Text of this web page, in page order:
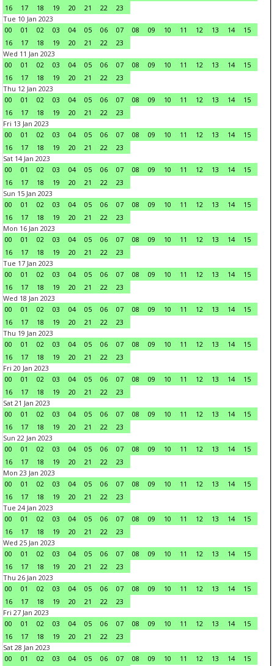
16 17 18 19 20 21 22
23
Tue 10 Jan 2023
00
01 02 03 04 05 06 07 08 09 10 11 12 13 14
15
16
17 18 19 20 21 22
23
Wed 11 Jan 2023
00
01 02 03 04 05 06 07 08 09 10 11 12 13 14
15
16
17 18 19 20 21 22
23
Thu 12 Jan 2023
00
01 02 03 04 05 06 07 08 09 10 11 12 13 14
15
16
17 18 19 20 21 22
23
Fri 13 Jan 2023
00
01 02 03 04 05 06 07 08 09 10 11 12 13 14
15
16
17 18 19 20 21 22
23
Sat 14 Jan 2023
00
01 02 03 04 05 06 07 08 09 10 11 12 13 14
15
16
17 18 19 20 21 22
23
Sun 15 Jan 2023
00
01 02 03 04 05 06 07 08 09 10 11 12 13 14
15
16
17 18 19 20 21 22
23
Mon 16 Jan 2023
00
01 02 03 04 05 06 07 08 09 10 11 12 13 14
15
16
17 18 19 20 21 22
23
Tue 17 Jan 2023
00
01 02 03 04 05 06 07 08 09 10 11 12 13 14
15
16
17 18 19 20 21 22
23
Wed 18 Jan 2023
00
01 02 03 04 05 06 07 08 09 10 11 12 13 14
15
16
17 18 19 20 21 22
23
Thu 19 Jan 2023
00
01 02 03 04 05 06 07 08 09 10 11 12 13 14
15
16
17 18 19 20 21 22
23
Fri 20 Jan 2023
00
01 02 03 04 05 06 07 08 09 10 11 12 13 14
15
16
17 18 19 20 21 22
23
Sat 21 Jan 2023
00
01 02 03 04 05 06 07 08 09 10 11 12 13 14
15
16
17 18 19 20 21 22
23
Sun 22 Jan 2023
00
01 02 03 04 05 06 07 08 09 10 11 12 13 14
15
16
17 18 19 20 21 22
23
Mon 23 Jan 2023
00
01 02 03 04 05 06 07 08 09 10 11 12 13 14
15
16
17 18 19 20 21 22
23
Tue 24 Jan 2023
00
01 02 03 04 05 06 07 08 09 10 11 12 13 14
15
16
17 18 19 20 21 22
23
Wed 25 Jan 2023
00
01 02 03 04 05 06 07 08 09 10 11 12 13 14
15
16
17 18 19 20 21 22
23
Thu 26 Jan 2023
00
01 02 03 04 05 06 07 08 09 10 11 12 13 14
15
16
17 18 19 20 21 22
23
Fri 27 Jan 2023
00
01 02 03 04 05 06 07 08 09 10 11 12 13 14
15
16
17 18 19 20 21 22
23
Sat 28 Jan 2023
00
01 02 03 04 05 06 07 08 09 10 11 12 13 14
15